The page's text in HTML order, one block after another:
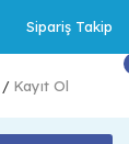
Sipariş Takip
/ Kayıt Ol